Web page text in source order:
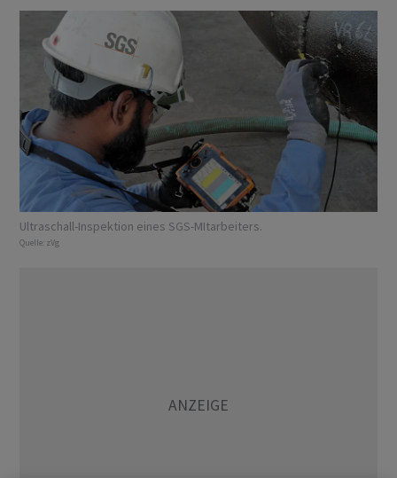
Ultraschall-Inspektion eines SGS-MItarbeiters.
Quelle: zVg